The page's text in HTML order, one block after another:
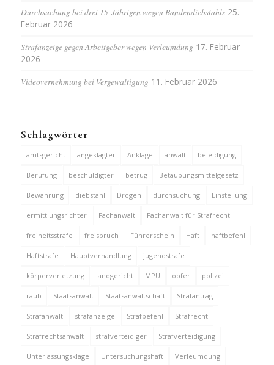
Durchsuchung bei drei 15-Jährigen wegen Bandendiebstahls 25.
Februar 2026
Strafanzeige gegen Arbeitgeber wegen Verleumdung 17. Februar
2026
Videovernehmung bei Vergewaltigung 11. Februar 2026
Schlagwörter
amtsgericht angeklagter Anklage anwalt beleidigung
Berufung beschuldigter betrug Betäubungsmittelgesetz
Bewährung diebstahl Drogen durchsuchung Einstellung
ermittlungsrichter Fachanwalt Fachanwalt für Strafrecht
freiheitsstrafe freispruch Führerschein Haft haftbefehl
Haftstrafe Hauptverhandlung jugendstrafe
körperverletzung landgericht MPU opfer polizei
raub Staatsanwalt Staatsanwaltschaft Strafantrag
Strafanwalt strafanzeige Strafbefehl Strafrecht
Strafrechtsanwalt strafverteidiger Strafverteidigung
Unterlassungsklage Untersuchungshaft Verleumdung